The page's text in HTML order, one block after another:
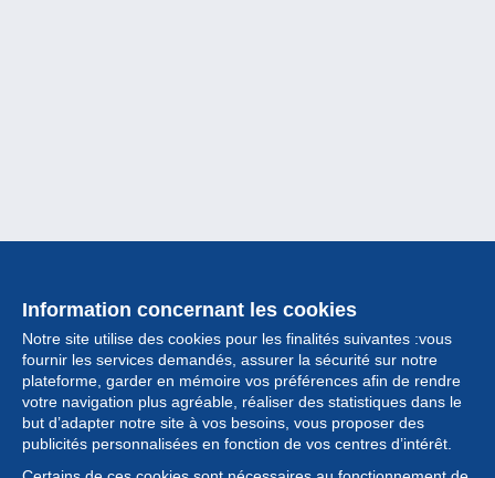
Information concernant les cookies
Notre site utilise des cookies pour les finalités suivantes :vous
fournir les services demandés, assurer la sécurité sur notre
plateforme, garder en mémoire vos préférences afin de rendre
votre navigation plus agréable, réaliser des statistiques dans le
but d’adapter notre site à vos besoins, vous proposer des
publicités personnalisées en fonction de vos centres d’intérêt.
Collection